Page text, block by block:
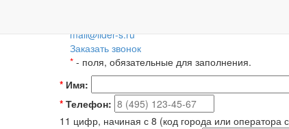
mail@lider-s.ru
Заказать звонок
* - поля, обязательные для заполнения.
* Имя:
* Телефон:
11 цифр, начиная с 8 (код города или оператора